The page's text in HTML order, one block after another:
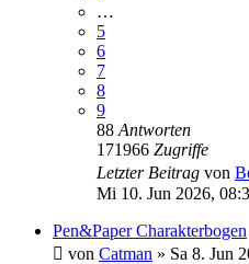
…
5
6
7
8
9
88 Antworten
171966 Zugriffe
Letzter Beitrag von
Mi 10. Jun 2026,
Pen&Paper Charakterbogen
von Catman » Sa 8. Jun